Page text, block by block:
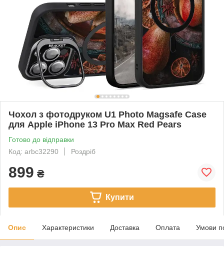
Чохол з фотодруком U1 Photo Magsafe Case
для Apple iPhone 13 Pro Max Red Pears
Готово до відправки
Код: arbc32290
Роздріб
899 ₴
Купити
Опис Характеристики Доставка Оплата Умови